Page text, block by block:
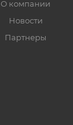
О компании
Новости
Партнеры